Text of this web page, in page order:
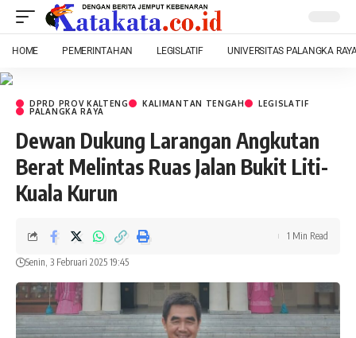
HOME PEMERINTAHAN LEGISLATIF UNIVERSITAS PALANGKA
DPRD PROV KALTENG KALIMANTAN TENGAH
LEGISLATIF
PALANGKA RAYA
Dewan Dukung Larangan Angkutan
Berat Melintas Ruas Jalan Bukit Liti-
Kuala Kurun
Senin, 3 Februari 2025 19:45
1 Min Read